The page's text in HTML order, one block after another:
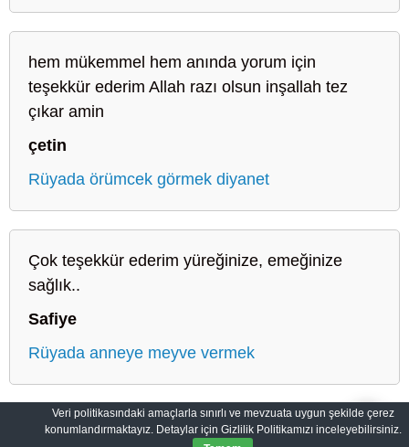
hem mükemmel hem anında yorum için
teşekkür ederim Allah razı olsun inşallah tez
çıkar amin
çetin
Rüyada örümcek görmek diyanet
Çok teşekkür ederim yüreğinize, emeğinize
sağlık..
Safiye
Rüyada anneye meyve vermek
Sahih Rüyalar: Rüyaların Dilini Öğrenin Gizlilik Politikası
Veri politikasındaki amaçlarla sınırlı ve mevzuata uygun şekilde çerez
konumlandırmaktayız. Detaylar için Gizlilik Politikamızı inceleyebilirsiniz.